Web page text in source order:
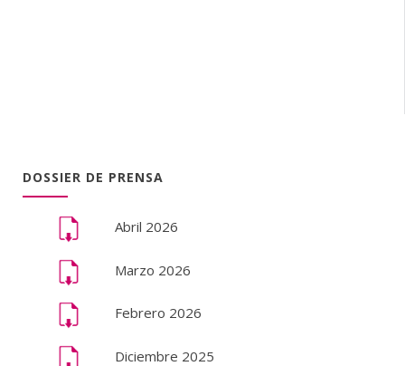
DOSSIER DE PRENSA
Abril 2026
Marzo 2026
Febrero 2026
Diciembre 2025